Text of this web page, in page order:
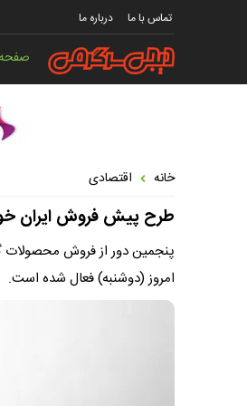
تماس با ما درباره ما
خانه اقتصادی
طرح پیش فروش ایران
پنجمین دور از فروش محصولات
امروز (دوشنبه) فعال شده است.